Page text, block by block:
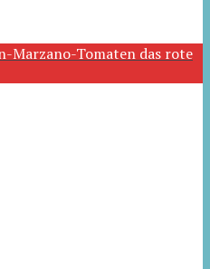
Marzano-Tomaten das rote